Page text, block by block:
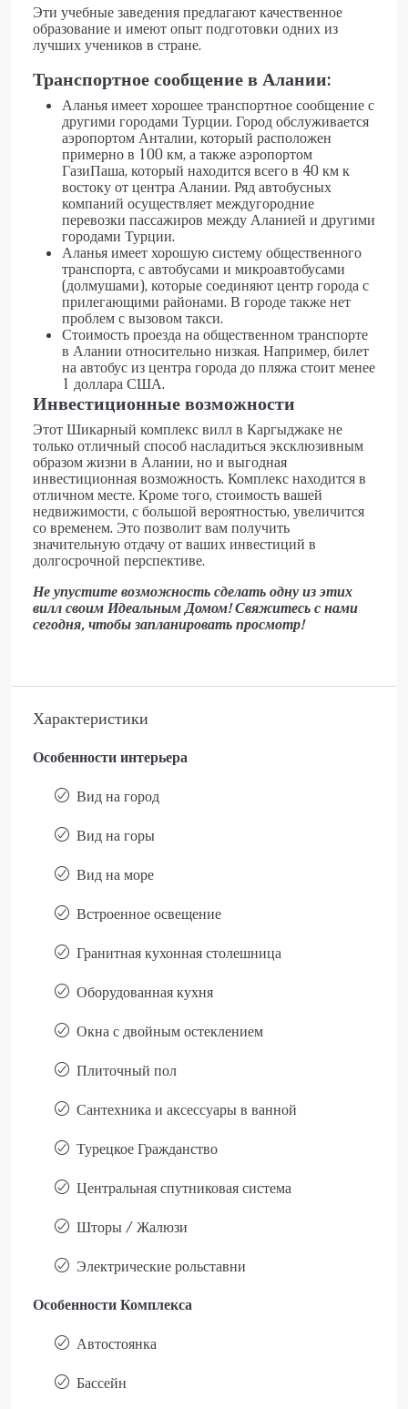
Эти учебные заведения предлагают качественное
образование и имеют опыт подготовки одних из
лучших учеников в стране.
Транспортное сообщение в Алании:
Аланья имеет хорошее транспортное сообщение с
другими городами Турции. Город обслуживается
аэропортом Анталии, который расположен
примерно в 100 км, а также аэропортом
ГазиПаша, который находится всего в 40 км к
востоку от центра Алании. Ряд автобусных
компаний осуществляет междугородние
перевозки пассажиров между Аланией и другими
городами Турции.
Аланья имеет хорошую систему общественного
транспорта, с автобусами и микроавтобусами
(долмушами), которые соединяют центр города с
прилегающими районами. В городе также нет
проблем с вызовом такси.
Стоимость проезда на общественном транспорте
в Алании относительно низкая. Например, билет
на автобус из центра города до пляжа стоит менее
1 доллара США.
Инвестиционные возможности
Этот Шикарный комплекс вилл в Каргыджаке не
только отличный способ насладиться эксклюзивным
образом жизни в Алании, но и выгодная
инвестиционная возможность. Комплекс находится в
отличном месте. Кроме того, стоимость вашей
недвижимости, с большой вероятностью, увеличится
со временем. Это позволит вам получить
значительную отдачу от ваших инвестиций в
долгосрочной перспективе.
Не упустите возможность сделать одну из этих
вилл своим Идеальным Домом!Свяжитесь с нами
сегодня, чтобы запланировать просмотр!
Характеристики
Особенности интерьера
Вид на город
Вид на горы
Вид на море
Встроенное освещение
Гранитная кухонная столешница
Оборудованная кухня
Окна с двойным остеклением
Плиточный пол
Сантехника и аксессуары в ванной
Турецкое Гражданство
Центральная спутниковая система
Шторы / Жалюзи
Электрические рольставни
Особенности Комплекса
Автостоянка
Бассейн